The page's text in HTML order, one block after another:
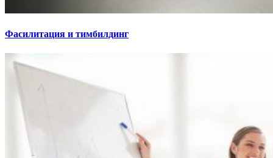
Фасилитация и тимбилдинг